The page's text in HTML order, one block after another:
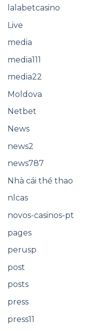
lalabetcasino
Live
media
media111
media22
Moldova
Netbet
News
news2
news787
Nhà cái thể thao
nlcas
novos-casinos-pt
pages
perusp
post
posts
press
press11